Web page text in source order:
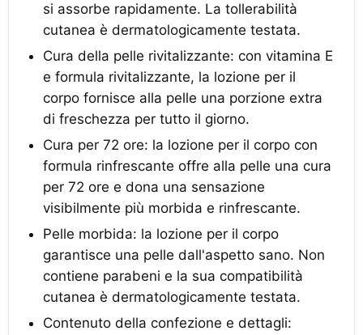
si assorbe rapidamente. La tollerabilità
cutanea è dermatologicamente testata.
Cura della pelle rivitalizzante: con vitamina E
e formula rivitalizzante, la lozione per il
corpo fornisce alla pelle una porzione extra
di freschezza per tutto il giorno.
Cura per 72 ore: la lozione per il corpo con
formula rinfrescante offre alla pelle una cura
per 72 ore e dona una sensazione
visibilmente più morbida e rinfrescante.
Pelle morbida: la lozione per il corpo
garantisce una pelle dall'aspetto sano. Non
contiene parabeni e la sua compatibilità
cutanea è dermatologicamente testata.
Contenuto della confezione e dettagli: